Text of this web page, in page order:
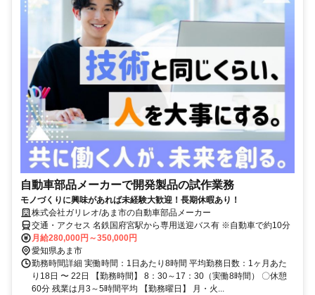
自動車部品メーカーで開発製品の試作業務
モノづくりに興味があれば未経験大歓迎！長期休暇あり！
株式会社ガリレオ/あま市の自動車部品メーカー
交通・アクセス 名鉄国府宮駅から専用送迎バス有 ※自動車で約10分
月給280,000円～350,000円
愛知県あま市
勤務時間詳細 実働時間：1日あたり8時間 平均勤務日数：1ヶ月あた
り18日 〜 22日 【勤務時間】 8：30～17：30（実働8時間） 〇休憩
60分 残業は月3～5時間平均 【勤務曜日】 月・火...